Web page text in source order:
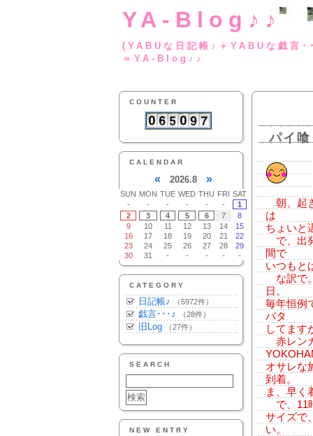
YA-Blog♪♪
(YABUな日記帳♪
＝YA-Blog♪♪
COUNTER
CALENDAR
« 2026.8 »
SUN MON TUE WED THU FRI SAT
-
- - - - -
1
2
3 4 5 6 7
8
9
10 11 12 13 14
15
16
17 18 19 20 21
22
23
24 25 26 27 28
29
30
31 - - - - -
CATEGORY
日記帳♪ （5972件）
戯言･･･♪ （28件）
旧Log （27件）
SEARCH
NEW ENTRY
パイ
朝、起
は
ちょいと
で、出
間で
いつもと
な訳で
日。
毎年恒例
バタ
してます
赤レン
オサレな
到着。
ま、早く
で、11
サイズで
い。